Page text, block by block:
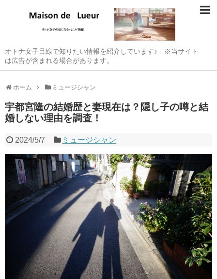
オトナ女子目線で知りたい情報を紹介しています♪ ※当サイト
は広告が含まれる場合があります。
ホーム ミュージシャン
宇都宮隆の結婚歴と妻現在は？隠し子の噂と結
婚しない理由を調査！
2024/5/7 ミュージシャン